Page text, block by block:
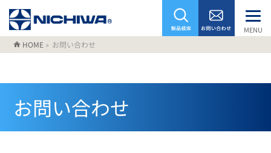
MENU
HOME » お問い合わせ
お問い合わせ